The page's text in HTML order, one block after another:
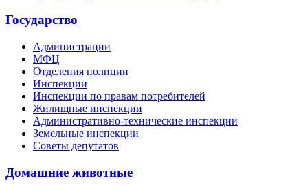
Государство
Администрации
МФЦ
Отделения полиции
Инспекции
Инспекции по правам потребителей
Жилищные инспекции
Административно-технические инспекции
Земельные инспекции
Советы депутатов
Домашние животные